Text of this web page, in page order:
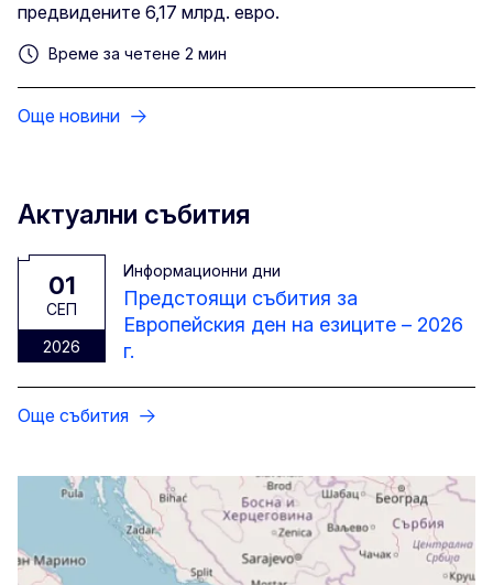
предвидените 6,17 млрд. евро.
Време за четене 2 мин
Още новини
Актуални събития
01
CЕП
2026
Информационни дни
Предстоящи събития за
Европейския ден на езиците – 2026
г.
Още събития